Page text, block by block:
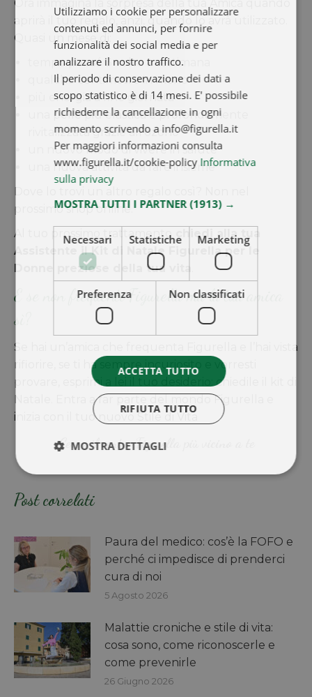
Ora immagina la sorpresa della tua Amica quando
aprirà il tuo regalo, anzi, quando lo avrà utilizzato.
Quasi un mese di:
tempo per sé 3 volte a settimana
qualche centimetro in meno
più energia a fine giornata
una pelle più elastica e profondamente
rivitalizzata grazie all’ozono
un nuovo modo di vivere in salute
una nuova attività da fare insieme
Dove lo trovi un altro regalo così? Non nel
prossimo shop online.
Al tuo prossimo trattamento chiedi alla tua
Assistente il Kit di Natale Figurella per le
Donne preziose della tua vita
E se non frequenti Figurella ma la tua amica
sì?
Se hai un’amica che frequenta Figurella e l’hai vista
rifiorire, se ti ha sempre incuriosito e vorresti
provare, esprimi a lei il tuo desiderio: chiedile il kit di
Natale. Entra a far parte del mondo Figurella e
inizia con il tuo nuovo Stile di Vita
Cerca il centro Figurella più vicino a te
Post correlati
Paura del medico: cos’è la FOFO e
perché ci impedisce di prenderci
cura di noi
5 Agosto 2026
Malattie croniche e stile di vita:
cosa sono, come riconoscerle e
come prevenirle
26 Giugno 2026
Utilizziamo i cookie per personalizzare
contenuti ed annunci, per fornire
funzionalità dei social media e per
analizzare il nostro traffico.
Il periodo di conservazione dei dati a
scopo statistico è di 14 mesi. E' possibile
richiederne la cancellazione in ogni
momento scrivendo a info@figurella.it
Per maggiori informazioni consulta
www.figurella.it/cookie-policy Informativa
sulla privacy
MOSTRA TUTTI I PARTNER(1913) →
Necessari Statistiche Marketing
Preferenza Non classificati
ACCETTA TUTTO
RIFIUTA TUTTO
MOSTRA DETTAGLI